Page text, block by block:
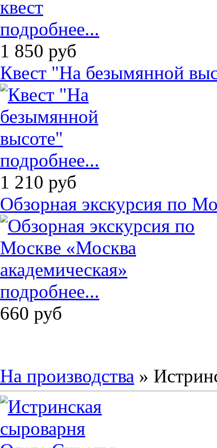
подробнее...
1 850 руб
Квест "На безымянной
подробнее...
1 210 руб
Обзорная экскурсия по
подробнее...
660 руб
На производства »